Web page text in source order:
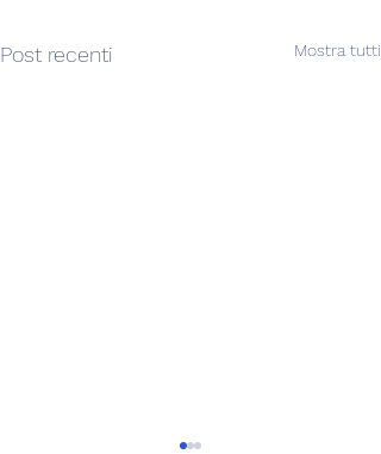
Post recenti Mostra tutti